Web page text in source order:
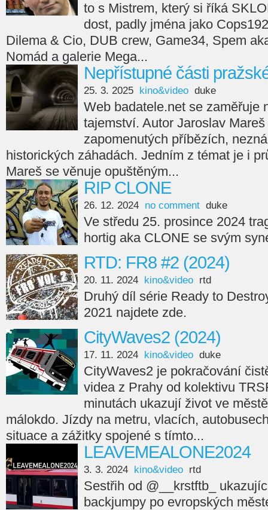
to s Mistrem, který si říká
dost, padly jména jako
Dilema & Cio, DUB crew, Game34, Spem
Nomád a galerie Mega...
Nepřístupné části
25. 3. 2025 kino&video duke
Web badatele.net se zaměřuje
tajemství. Autor Jaroslav
zapomenutých příbězích,
historických záhadách. Jedním z témat je i
Mareš se věnuje opuštěným...
RIP CLONE
26. 12. 2024 no comment duke
Ve středu 25. prosince 2024
hortig aka CLONE se svým
RTD: FR8 #2 (2024)
20. 11. 2024 kino&video rtd
Druhý díl série Ready to
2021 najdete zde.
CityWaves2 (2024)
17. 11. 2024 kino&video duke
CityWaves2 je pokračování
videa z Prahy od kolektivu
minutách ukazují život ve
málokdo. Jízdy na metru, vlacích,
situace a zážitky spojené s tímto...
LEAVEMEALONE2024
3. 3. 2024 kino&video rtd
Sestřih od @__krstftb_
backjumpy po evropských